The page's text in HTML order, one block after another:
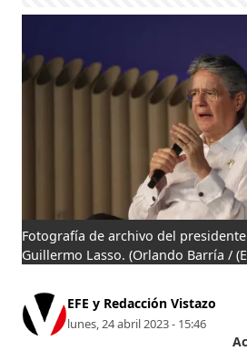
Fotografía de archivo del presidente
Guillermo Lasso.(Orlando Barría /
EFE y Redacción Vistazo
lunes, 24 abril 2023 - 15:46